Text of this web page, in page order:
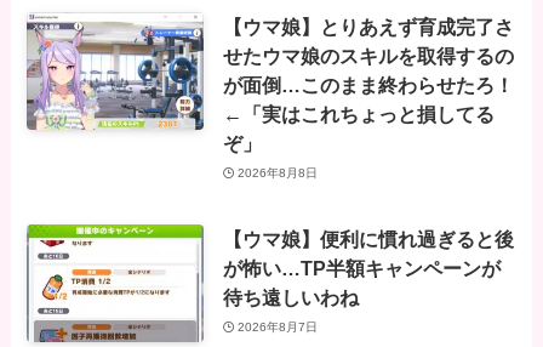
【ウマ娘】とりあえず育成完了さ
せたウマ娘のスキルを取得するの
が面倒…このまま終わらせたろ！
←「実はこれちょっと損してる
ぞ」
2026年8月8日
【ウマ娘】便利に慣れ過ぎると後
が怖い…TP半額キャンペーンが
待ち遠しいわね
2026年8月7日